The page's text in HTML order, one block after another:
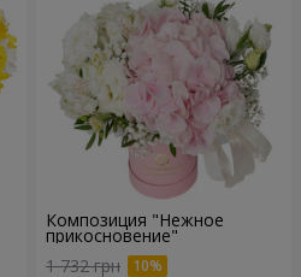
Композиция "Нежное
прикосновение"
1 732 грн